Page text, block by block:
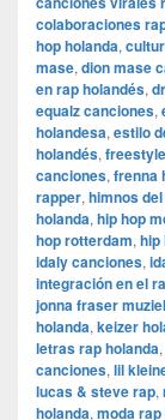
colaboraciones
hop holanda,
mase, dion mase
en rap holandés,
equalz canciones,
holandesa, estilo
holandés,
canciones, frenna
rapper, himnos
holanda, hip hop
hop rotterdam, hip
idaly canciones,
integración en el
jonna fraser
holanda, keizer
letras rap holanda,
canciones, lil
lucas & steve rap,
holanda, moda